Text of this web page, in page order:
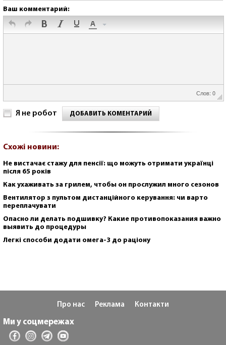
Ваш комментарий:
Слов: 0
Я не робот ДОБАВИТЬ КОМЕНТАРИЙ
Схожі новини:
Не вистачає стажу для пенсії: що можуть отримати українці
після 65 років
Как ухаживать за грилем, чтобы он прослужил много сезонов
Вентилятор з пультом дистанційного керування: чи варто
переплачувати
Опасно ли делать подшивку? Какие противопоказания важно
выявить до процедуры
Легкі способи додати омега-3 до раціону
Про нас Реклама Контакти
Ми у соцмережах